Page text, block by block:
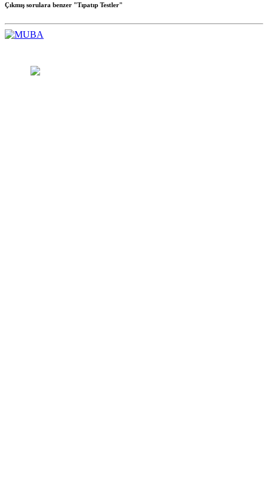
Çıkmış sorulara benzer "Tıpatıp Testler"